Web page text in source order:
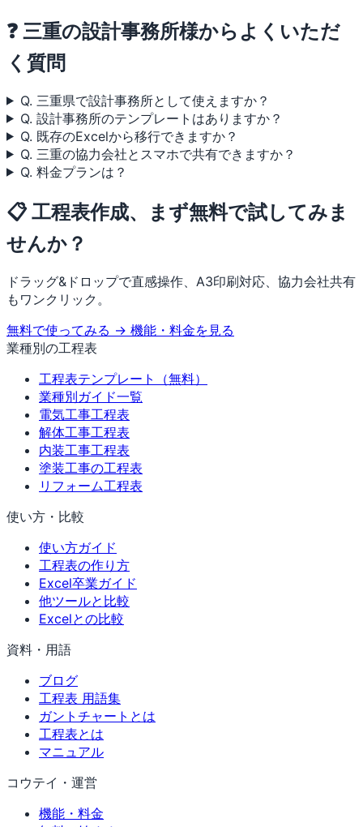
❓ 三重の設計事務所様からよくいただ
く質問
Q. 三重県で設計事務所として使えますか？
Q. 設計事務所のテンプレートはありますか？
Q. 既存のExcelから移行できますか？
Q. 三重の協力会社とスマホで共有できますか？
Q. 料金プランは？
📋 工程表作成、まず無料で試してみま
せんか？
ドラッグ&ドロップで直感操作、A3印刷対応、協力会社共有
もワンクリック。
無料で使ってみる → 機能・料金を見る
業種別の工程表
工程表テンプレート（無料）
業種別ガイド一覧
電気工事工程表
解体工事工程表
内装工事工程表
塗装工事の工程表
リフォーム工程表
使い方・比較
使い方ガイド
工程表の作り方
Excel卒業ガイド
他ツールと比較
Excelとの比較
資料・用語
ブログ
工程表 用語集
ガントチャートとは
工程表とは
マニュアル
コウテイ・運営
機能・料金